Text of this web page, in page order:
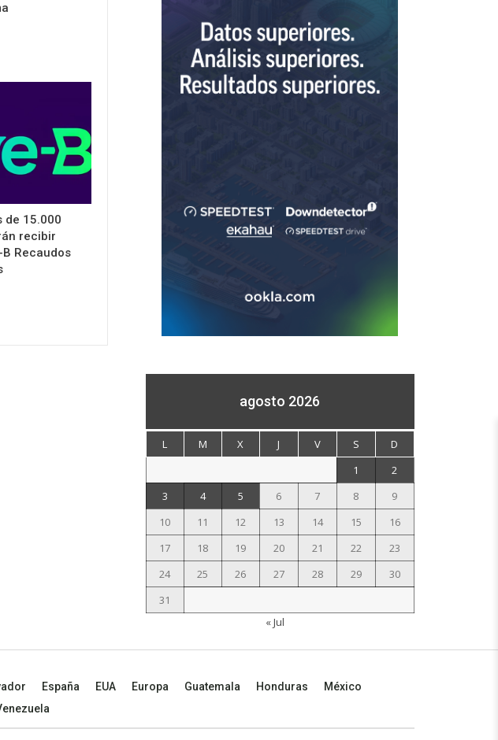
de 15.000
recibir
Recaudos
agosto 2026
L M X J V S
D
1
2
3
4 5 6 7 8
9
10
11 12 13 14 15
16
17
18 19 20 21 22
23
24
25 26 27 28 29
30
31
« Jul
España EUA Europa Guatemala Honduras
México